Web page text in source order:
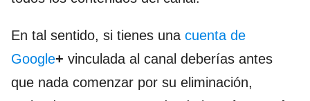
En tal sentido, si tienes una cuenta de
Google+ vinculada al canal deberías antes
que nada comenzar por su eliminación,